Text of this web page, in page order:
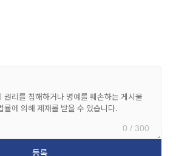
0 / 300